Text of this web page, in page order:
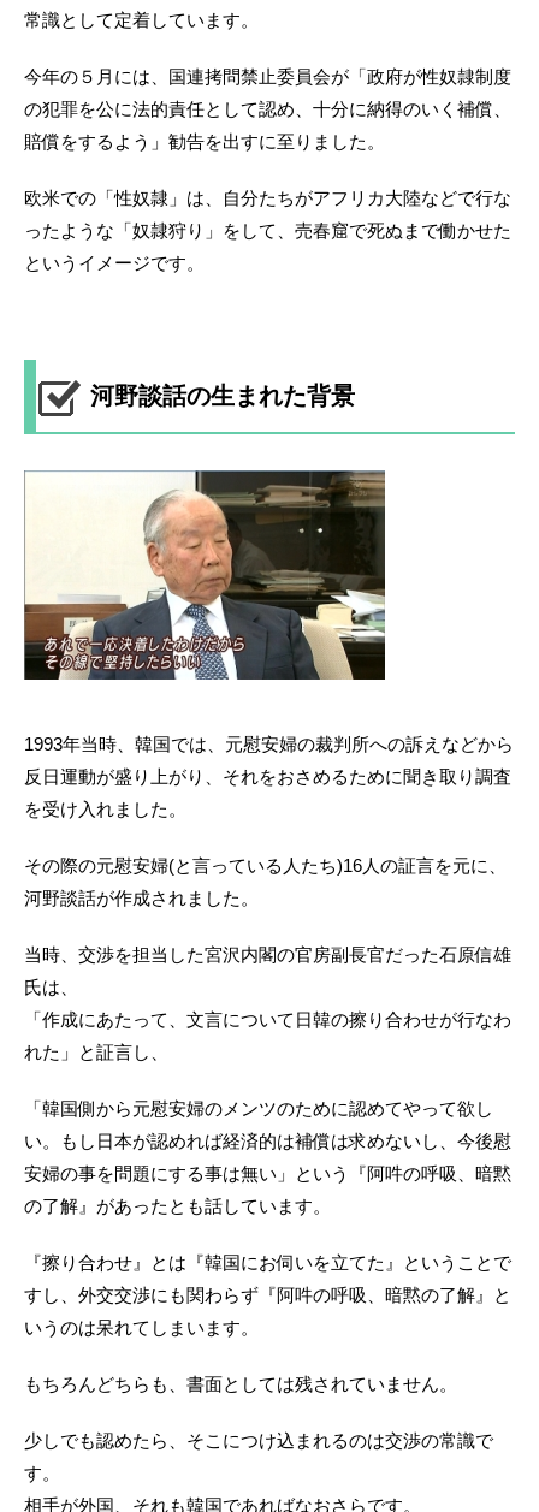
常識として定着しています。
今年の５月には、国連拷問禁止委員会が「政府が性奴隷制度
の犯罪を公に法的責任として認め、十分に納得のいく補償、
賠償をするよう」勧告を出すに至りました。
欧米での「性奴隷」は、自分たちがアフリカ大陸などで行な
ったような「奴隷狩り」をして、売春窟で死ぬまで働かせた
というイメージです。
河野談話の生まれた背景
1993年当時、韓国では、元慰安婦の裁判所への訴えなどから
反日運動が盛り上がり、それをおさめるために聞き取り調査
を受け入れました。
その際の元慰安婦(と言っている人たち)16人の証言を元に、
河野談話が作成されました。
当時、交渉を担当した宮沢内閣の官房副長官だった石原信雄
氏は、
「作成にあたって、文言について日韓の擦り合わせが行なわ
れた」と証言し、
「韓国側から元慰安婦のメンツのために認めてやって欲し
い。もし日本が認めれば経済的は補償は求めないし、今後慰
安婦の事を問題にする事は無い」という『阿吽の呼吸、暗黙
の了解』があったとも話しています。
『擦り合わせ』とは『韓国にお伺いを立てた』ということで
すし、外交交渉にも関わらず『阿吽の呼吸、暗黙の了解』と
いうのは呆れてしまいます。
もちろんどちらも、書面としては残されていません。
少しでも認めたら、そこにつけ込まれるのは交渉の常識で
す。
相手が外国、それも韓国であればなおさらです。